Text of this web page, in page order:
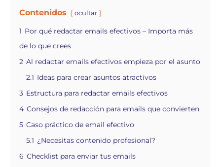
Contenidos ocultar
1 Por qué redactar emails efectivos – Importa más
de lo que crees
2 Al redactar emails efectivos empieza por el asunto
2.1 Ideas para crear asuntos atractivos
3 Estructura para redactar emails efectivos
4 Consejos de redacción para emails que convierten
5 Caso práctico de email efectivo
5.1 ¿Necesitas contenido profesional?
6 Checklist para enviar tus emails